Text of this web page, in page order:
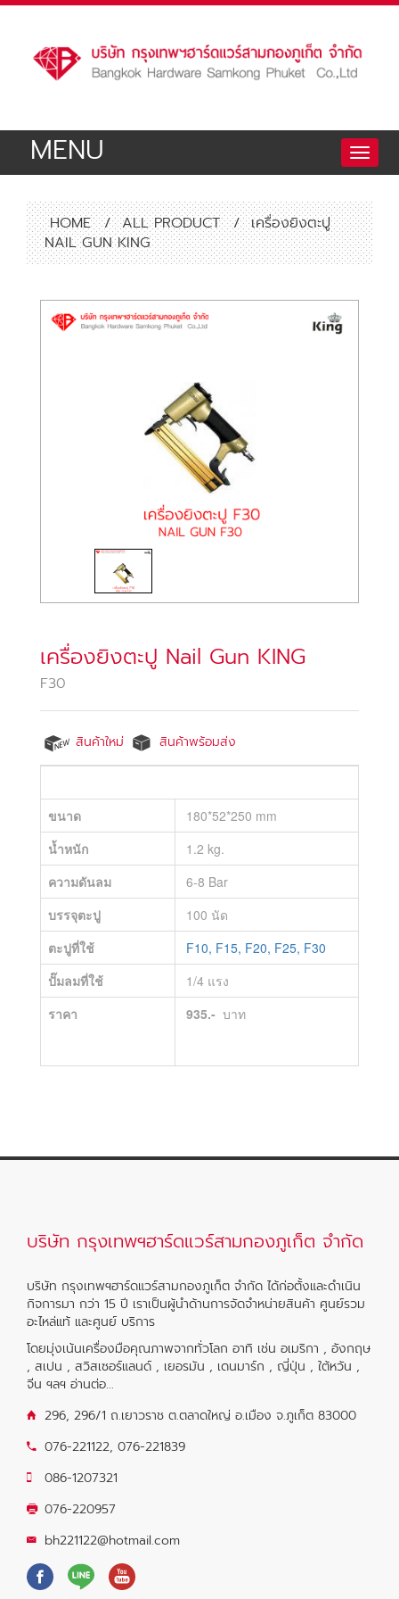
Toggle
MENU
HOME / ALL PRODUCT / เครื่องยิงตะปู
NAIL GUN KING
เครื่องยิงตะปู Nail Gun KING
F30
สินค้าใหม่ สินค้าพร้อมส่ง
ขนาด
180*52*250 mm
น้ำหนัก
1.2 kg.
ความดันลม
6-8 Bar
บรรจุตะปู
100 นัด
ตะปูที่ใช้
F10, F15, F20, F25, F30
ปั๊มลมที่ใช้
1/4 แรง
ราคา
935.- บาท
บริษัท กรุงเทพฯฮาร์ดแวร์สามกองภูเก็ต จำกัด
บริษัท กรุงเทพฯฮาร์ดแวร์สามกองภูเก็ต จำกัด ได้ก่อตั้งและดำเนิน
กิจการมา กว่า 15 ปี เราเป็นผู้นำด้านการจัดจำหน่ายสินค้า ศูนย์รวม
อะไหล่แท้ และศูนย์ บริการ
โดยมุ่งเน้นเครื่องมือคุณภาพจากทั่วโลก อาทิ เช่น อเมริกา , อังกฤษ
, สเปน , สวิสเซอร์แลนด์ , เยอรมัน , เดนมาร์ก , ญี่ปุ่น , ใต้หวัน ,
จีน ฯลฯ อ่านต่อ...
296, 296/1 ถ.เยาวราช ต.ตลาดใหญ่ อ.เมือง จ.ภูเก็ต 83000
076-221122, 076-221839
086-1207321
076-220957
bh221122@hotmail.com